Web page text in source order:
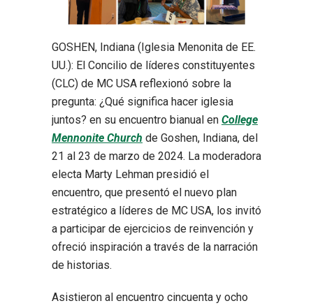
GOSHEN, Indiana (Iglesia Menonita de EE.
UU.): El Concilio de líderes constituyentes
(CLC) de MC USA reflexionó sobre la
pregunta: ¿Qué significa hacer iglesia
juntos? en su encuentro bianual en College
Mennonite Church de Goshen, Indiana, del
21 al 23 de marzo de 2024. La moderadora
electa Marty Lehman presidió el
encuentro, que presentó el nuevo plan
estratégico a líderes de MC USA, los invitó
a participar de ejercicios de reinvención y
ofreció inspiración a través de la narración
de historias.
Asistieron al encuentro cincuenta y ocho